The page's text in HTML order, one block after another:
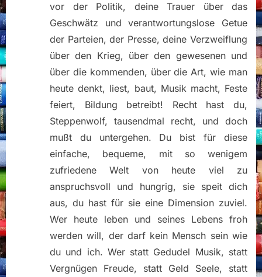
vor der Politik, deine Trauer über das
Geschwätz und verantwortungslose Getue
der Parteien, der Presse, deine Verzweiflung
über den Krieg, über den gewesenen und
über die kommenden, über die Art, wie man
heute denkt, liest, baut, Musik macht, Feste
feiert, Bildung betreibt! Recht hast du,
Steppenwolf, tausendmal recht, und doch
mußt du untergehen. Du bist für diese
einfache, bequeme, mit so wenigem
zufriedene Welt von heute viel zu
anspruchsvoll und hungrig, sie speit dich
aus, du hast für sie eine Dimension zuviel.
Wer heute leben und seines Lebens froh
werden will, der darf kein Mensch sein wie
du und ich. Wer statt Gedudel Musik, statt
Vergnügen Freude, statt Geld Seele, statt